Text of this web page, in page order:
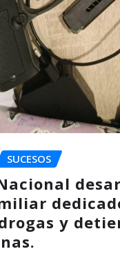
SUCESOS
y